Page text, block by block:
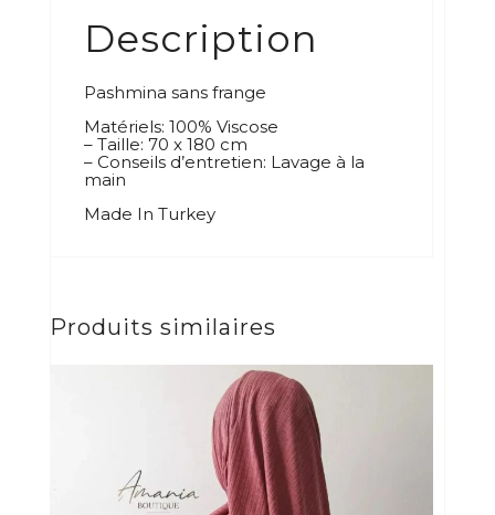
Description
Pashmina sans frange
Matériels: 100% Viscose
– Taille: 70 x 180 cm
– Conseils d’entretien: Lavage à la
main
Made In Turkey
Produits similaires